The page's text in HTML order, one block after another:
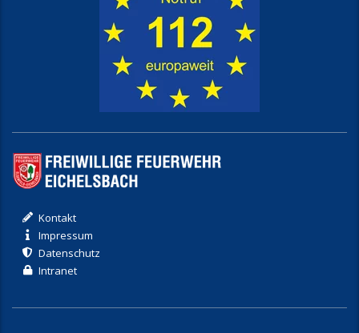
Kontakt
Impressum
Datenschutz
Intranet